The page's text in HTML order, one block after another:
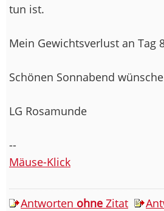
tun ist.
Mein Gewichtsverlust an Tag
Schönen Sonnabend
LG Rosamunde
--
Mäuse-Klick
Antworten ohne Zitat